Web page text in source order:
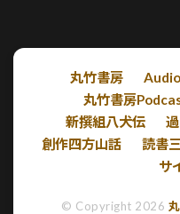
丸竹書房
丸竹書房
新撰組八犬伝
創作四方山話
読書
サ
© Copyright 2026